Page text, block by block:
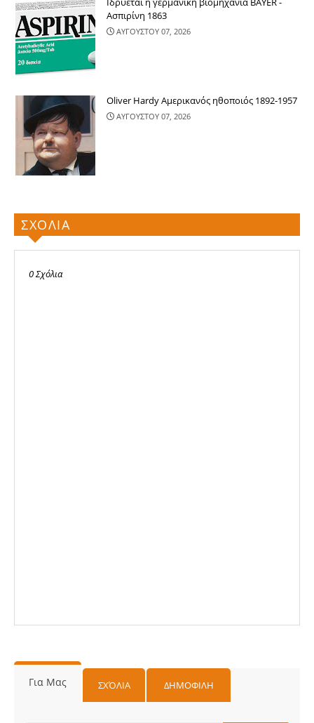
Ασπιρίνη 1863
ΑΥΓΟΥΣΤΟΥ 07, 2026
Oliver Hardy Αμερικανός ηθοποιός 1892-1957
ΑΥΓΟΥΣΤΟΥ 07, 2026
ΣΧΟΛΙΑ
0 Σχόλια
Για Μας ΣΧΌΛΙΑ ΔΗΜΟΦΙΛΗ